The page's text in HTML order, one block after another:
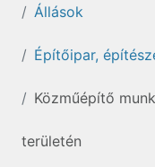
Állások
Építőipar,
Közműépítő
területén